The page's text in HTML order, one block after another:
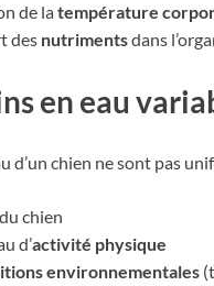
de latempérature
des nutrimentsdans
en eau
d’un chien ne sont pas
du chien
d’activité physique
environnementales